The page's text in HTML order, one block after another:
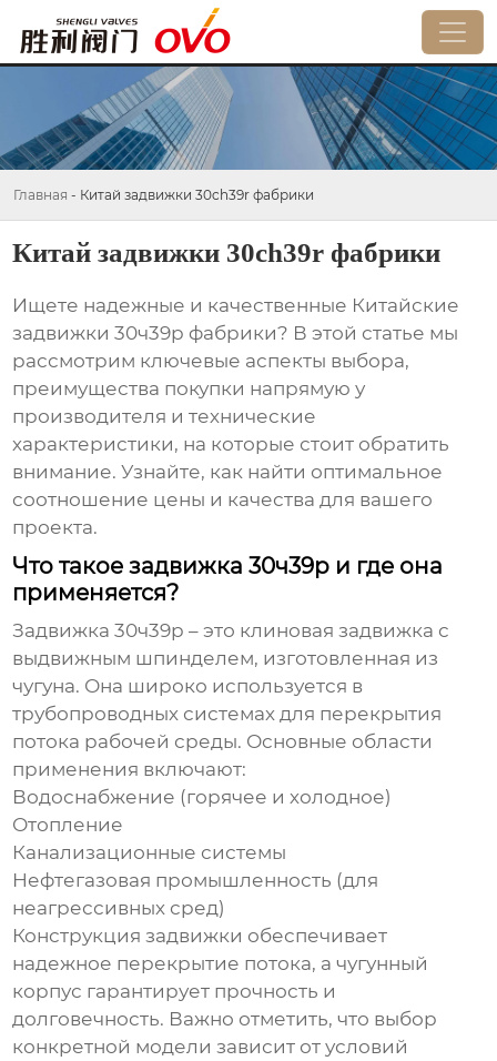
Главная - Китай задвижки 30ch39r фабрики
Китай задвижки 30ch39r фабрики
Ищете надежные и качественные Китайские
задвижки 30ч39р фабрики? В этой статье мы
рассмотрим ключевые аспекты выбора,
преимущества покупки напрямую у
производителя и технические
характеристики, на которые стоит обратить
внимание. Узнайте, как найти оптимальное
соотношение цены и качества для вашего
проекта.
Что такое задвижка 30ч39р и где она
применяется?
Задвижка 30ч39р – это клиновая задвижка с
выдвижным шпинделем, изготовленная из
чугуна. Она широко используется в
трубопроводных системах для перекрытия
потока рабочей среды. Основные области
применения включают:
Водоснабжение (горячее и холодное)
Отопление
Канализационные системы
Нефтегазовая промышленность (для
неагрессивных сред)
Конструкция задвижки обеспечивает
надежное перекрытие потока, а чугунный
корпус гарантирует прочность и
долговечность. Важно отметить, что выбор
конкретной модели зависит от условий